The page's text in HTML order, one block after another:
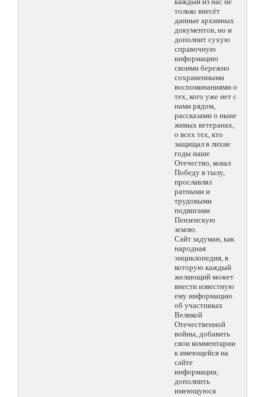
только внесёт
данные архивных
документов, но и
дополнит сухую
справочную
информацию
своими бережно
сохраненными
воспоминаниями о
тех, кого уже нет с
нами рядом,
рассказами о ныне
живых ветеранах,
о всех тех, кто
защищал в лихие
годы наше
Отечество, ковал
Победу в тылу,
прославлял
ратными и
трудовыми
подвигами
Пензенскую
землю.
Сайт задуман, как
народная
энциклопедия, в
которую каждый
желающий может
внести известную
ему информацию
об участниках
Великой
Отечественной
войны, добавить
свои комментарии
к имеющейся на
сайте
информации,
дополнить
имеющуюся